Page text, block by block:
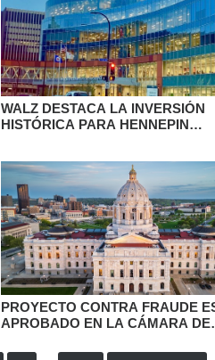
WALZ DESTACA LA INVERSIÓN
HISTÓRICA PARA HENNEPIN
PROYECTO CONTRA FRAUDE
APROBADO EN LA CÁMARA DE
CON UN FUERTE APOYO